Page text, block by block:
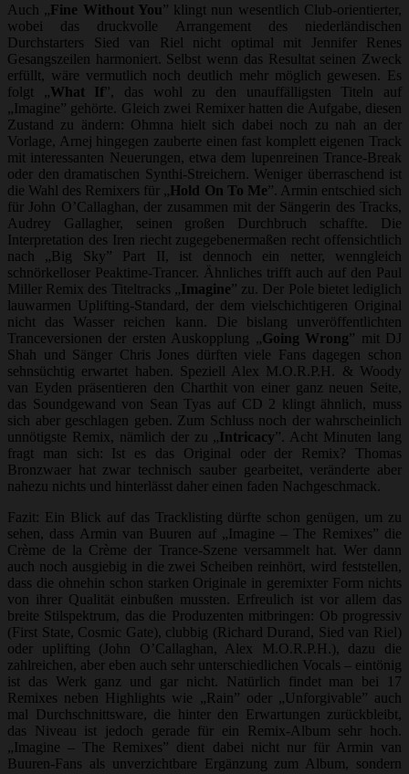
Auch „Fine Without You” klingt nun wesentlich Club-orientierter,
wobei das druckvolle Arrangement des niederländischen
Durchstarters Sied van Riel nicht optimal mit Jennifer Renes
Gesangszeilen harmoniert. Selbst wenn das Resultat seinen Zweck
erfüllt, wäre vermutlich noch deutlich mehr möglich gewesen. Es
folgt „What If”, das wohl zu den unauffälligsten Titeln auf
„Imagine” gehörte. Gleich zwei Remixer hatten die Aufgabe, diesen
Zustand zu ändern: Ohmna hielt sich dabei noch zu nah an der
Vorlage, Arnej hingegen zauberte einen fast komplett eigenen Track
mit interessanten Neuerungen, etwa dem lupenreinen Trance-Break
oder den dramatischen Synthi-Streichern. Weniger überraschend ist
die Wahl des Remixers für „Hold On To Me”. Armin entschied sich
für John O’Callaghan, der zusammen mit der Sängerin des Tracks,
Audrey Gallagher, seinen großen Durchbruch schaffte. Die
Interpretation des Iren riecht zugegebenermaßen recht offensichtlich
nach „Big Sky” Part II, ist dennoch ein netter, wenngleich
schnörkelloser Peaktime-Trancer. Ähnliches trifft auch auf den Paul
Miller Remix des Titeltracks „Imagine” zu. Der Pole bietet lediglich
lauwarmen Uplifting-Standard, der dem vielschichtigeren Original
nicht das Wasser reichen kann. Die bislang unveröffentlichten
Tranceversionen der ersten Auskopplung „Going Wrong” mit DJ
Shah und Sänger Chris Jones dürften viele Fans dagegen schon
sehnsüchtig erwartet haben. Speziell Alex M.O.R.P.H. & Woody
van Eyden präsentieren den Charthit von einer ganz neuen Seite,
das Soundgewand von Sean Tyas auf CD 2 klingt ähnlich, muss
sich aber geschlagen geben. Zum Schluss noch der wahrscheinlich
unnötigste Remix, nämlich der zu „Intricacy”. Acht Minuten lang
fragt man sich: Ist es das Original oder der Remix? Thomas
Bronzwaer hat zwar technisch sauber gearbeitet, veränderte aber
nahezu nichts und hinterlässt daher einen faden Nachgeschmack.
Fazit: Ein Blick auf das Tracklisting dürfte schon genügen, um zu
sehen, dass Armin van Buuren auf „Imagine – The Remixes” die
Crème de la Crème der Trance-Szene versammelt hat. Wer dann
auch noch ausgiebig in die zwei Scheiben reinhört, wird feststellen,
dass die ohnehin schon starken Originale in geremixter Form nichts
von ihrer Qualität einbußen mussten. Erfreulich ist vor allem das
breite Stilspektrum, das die Produzenten mitbringen: Ob progressiv
(First State, Cosmic Gate), clubbig (Richard Durand, Sied van Riel)
oder uplifting (John O’Callaghan, Alex M.O.R.P.H.), dazu die
zahlreichen, aber eben auch sehr unterschiedlichen Vocals – eintönig
ist das Werk ganz und gar nicht. Natürlich findet man bei 17
Remixes neben Highlights wie „Rain” oder „Unforgivable” auch
mal Durchschnittsware, die hinter den Erwartungen zurückbleibt,
das Niveau ist jedoch gerade für ein Remix-Album sehr hoch.
„Imagine – The Remixes” dient dabei nicht nur für Armin van
Buuren-Fans als unverzichtbare Ergänzung zum Album, sondern